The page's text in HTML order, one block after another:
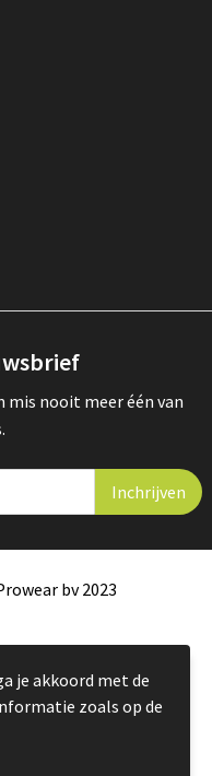
mis nooit meer één van
bv 2023
je akkoord met de
zoals op de